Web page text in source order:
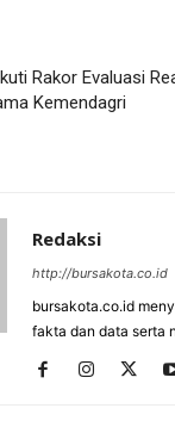
Rakor Evaluasi
Kemendagri
Redaksi
http://bursakota.co.id
bursakota.co.id
fakta dan data serta